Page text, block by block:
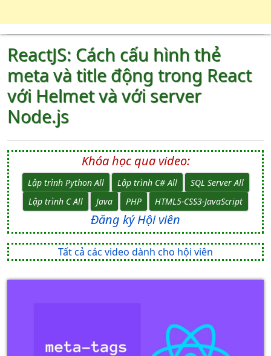
ReactJS: Cách cấu hình thẻ
meta và title động trong React
với Helmet và với server
Node.js
Khóa học qua video:
Lập trình Python All Lập trình C# All
SQL Server All
Lập trình C All
Java PHP HTML5-CSS3-JavaScript
Đăng ký Hội viên
Tất cả các video dành cho hội viên